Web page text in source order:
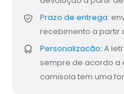
Prazo de entrega:
recebimento a partir
Personalizacão: A
sempre de acordo a
camisola tem uma